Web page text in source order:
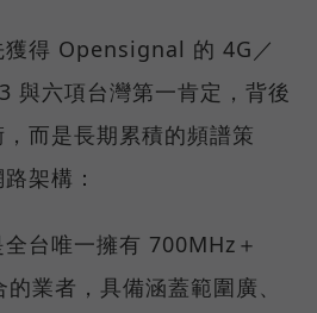
獲得 Opensignal 的 4G／
與六項台灣第一肯定，背後
而是長期累積的頻譜策
架構：
台唯一擁有 700MHz＋
業者，具備涵蓋範圍廣、